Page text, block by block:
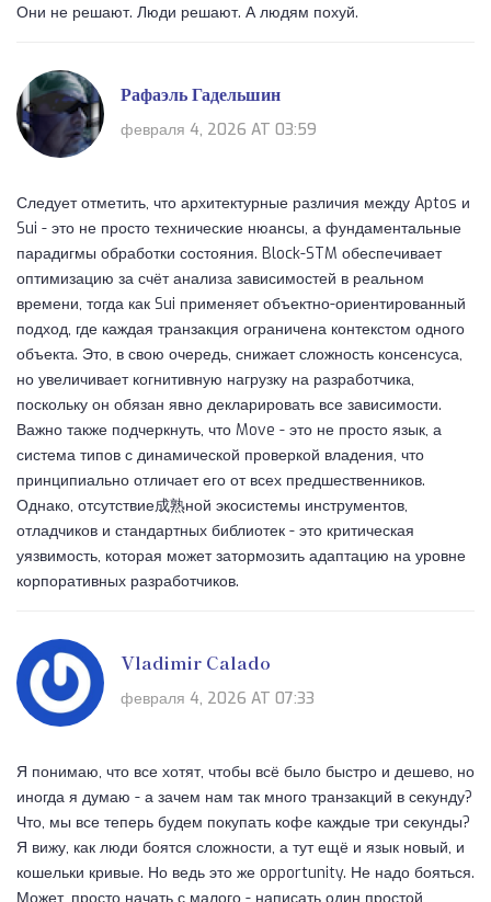
Они не решают. Люди решают. А людям похуй.
Рафаэль Гадельшин
февраля 4, 2026 AT 03:59
Следует отметить, что архитектурные различия между Aptos и
Sui - это не просто технические нюансы, а фундаментальные
парадигмы обработки состояния. Block-STM обеспечивает
оптимизацию за счёт анализа зависимостей в реальном
времени, тогда как Sui применяет объектно-ориентированный
подход, где каждая транзакция ограничена контекстом одного
объекта. Это, в свою очередь, снижает сложность консенсуса,
но увеличивает когнитивную нагрузку на разработчика,
поскольку он обязан явно декларировать все зависимости.
Важно также подчеркнуть, что Move - это не просто язык, а
система типов с динамической проверкой владения, что
принципиально отличает его от всех предшественников.
Однако, отсутствие成熟ной экосистемы инструментов,
отладчиков и стандартных библиотек - это критическая
уязвимость, которая может затормозить адаптацию на уровне
корпоративных разработчиков.
Vladimir Calado
февраля 4, 2026 AT 07:33
Я понимаю, что все хотят, чтобы всё было быстро и дешево, но
иногда я думаю - а зачем нам так много транзакций в секунду?
Что, мы все теперь будем покупать кофе каждые три секунды?
Я вижу, как люди боятся сложности, а тут ещё и язык новый, и
кошельки кривые. Но ведь это же opportunity. Не надо бояться.